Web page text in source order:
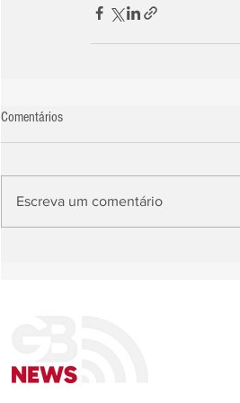
Comentários
Escreva um comentário